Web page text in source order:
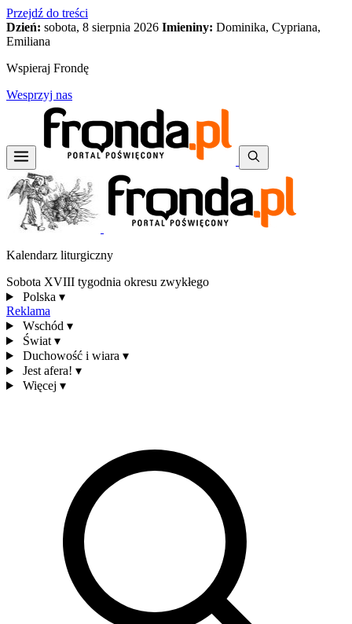
Przejdź do treści
Dzień: sobota, 8 sierpnia 2026 Imieniny: Dominika, Cypriana,
Emiliana
Wspieraj Frondę
Wesprzyj nas
Kalendarz liturgiczny
Sobota XVIII tygodnia okresu zwykłego
Polska ▾
Reklama
Wschód ▾
Świat ▾
Duchowość i wiara ▾
Jest afera! ▾
Więcej ▾